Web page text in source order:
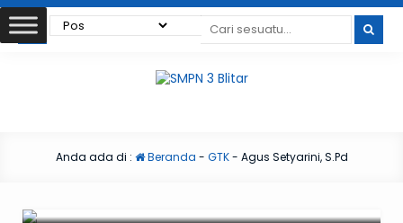
Anda ada di : Beranda - GTK- Agus Setyarini, S.Pd